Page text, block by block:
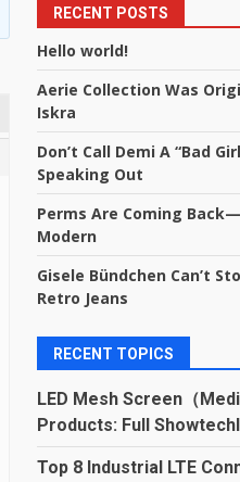
RECENT POSTS
Hello world!
Aerie Collection Was
Iskra
Don’t Call Demi A “Bad
Speaking Out
Perms Are Coming
Modern
Gisele Bündchen Can’t
Retro Jeans
RECENT TOPICS
LED Mesh Screen（
Products: Full
Top 8 Industrial LTE